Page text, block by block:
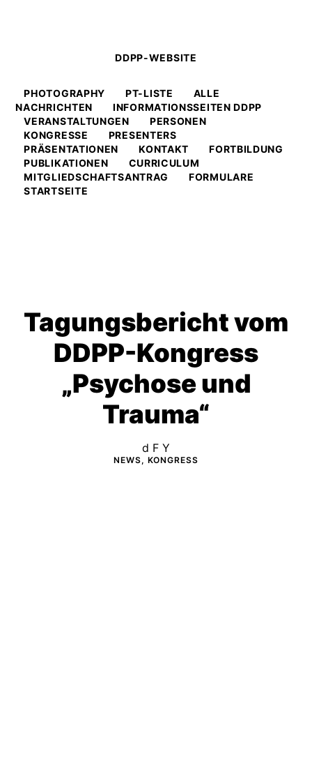
DDPP-WEBSITE
PHOTOGRAPHY PT-LISTE
ALLE
NACHRICHTEN
INFORMATIONSSEITEN DDPP
VERANSTALTUNGEN
PERSONEN
KONGRESSE
PRESENTERS
PRÄSENTATIONEN
KONTAKT
FORTBILDUNG
PUBLIKATIONEN
CURRICULUM
MITGLIEDSCHAFTSANTRAG
FORMULARE
STARTSEITE
Tagungsbericht vom
DDPP-Kongress
„Psychose und
Trauma“
d F Y
NEWS, KONGRESS